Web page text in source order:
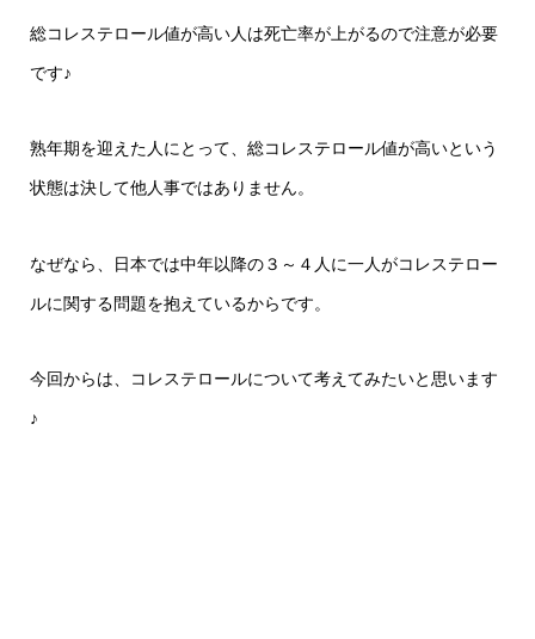
総コレステロール値が高い人は死亡率が上がるので注意が必要
です♪
熟年期を迎えた人にとって、総コレステロール値が高いという
状態は決して他人事ではありません。
なぜなら、日本では中年以降の３～４人に一人がコレステロー
ルに関する問題を抱えているからです。
今回からは、コレステロールについて考えてみたいと思います
♪